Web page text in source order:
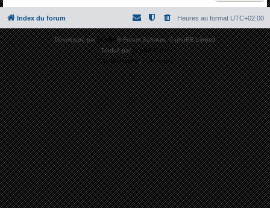
e
r
Index du forum Heures au format UTC+02:00
Développé parphpBB® Forum Software © phpBB Limited
Traduit parphpBB-fr.com
Confidentialité|Conditions